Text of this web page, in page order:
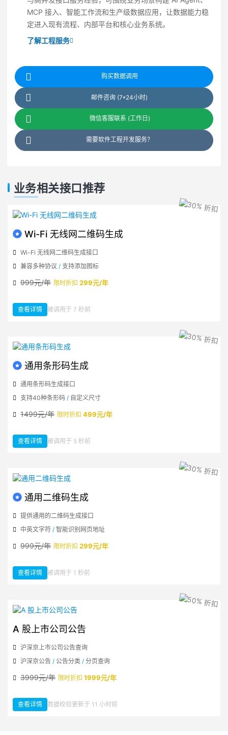
MCP 接入、智能工作流和生产级数据应用，让数据能力稳
定进入现有流程、内部平台和核心业务系统。
了解工程服务
购买数据调用
邮件咨询 (7*24小时)
微信客服联系 (工作日)
需要软件工程开发服务？
业务相关接口推荐
Wi-Fi 无线网二维码生成
Wi-Fi 无线网二维码生成接口
兼容多种协议 / 支持添加图标
999元/年 限时折扣 299元/年
查看详情：Wi-Fi 无线网二维码生成
被调用于 7 秒前
通用条形码生成
通用条形码生成接口
支持40种条形码 / 自定义尺寸
1499元/年 限时折扣 499元/年
查看详情：通用条形码生成
被调用于 5 秒前
通用二维码生成
提供通用的二维码生成接口
中英文字符 / 智能识别网页地址
999元/年 限时折扣 299元/年
查看详情：通用二维码生成
被调用于 1 秒前
A 股上市公司公告
沪深京上市公司公告查询
沪深京公告 / 公告分类 / 分页查询
3999元/年 限时折扣 1999元/年
查看详情：A 股上市公司公告
数据校验更新于 11 小时前